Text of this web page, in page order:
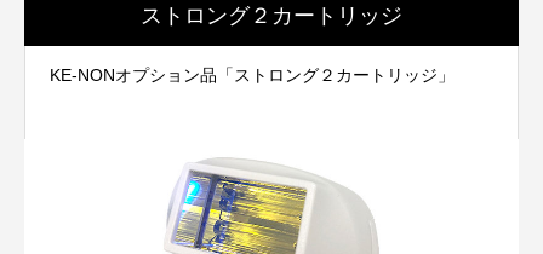
ストロング２カートリッジ
KE-NONオプション品「ストロング２カートリッジ」